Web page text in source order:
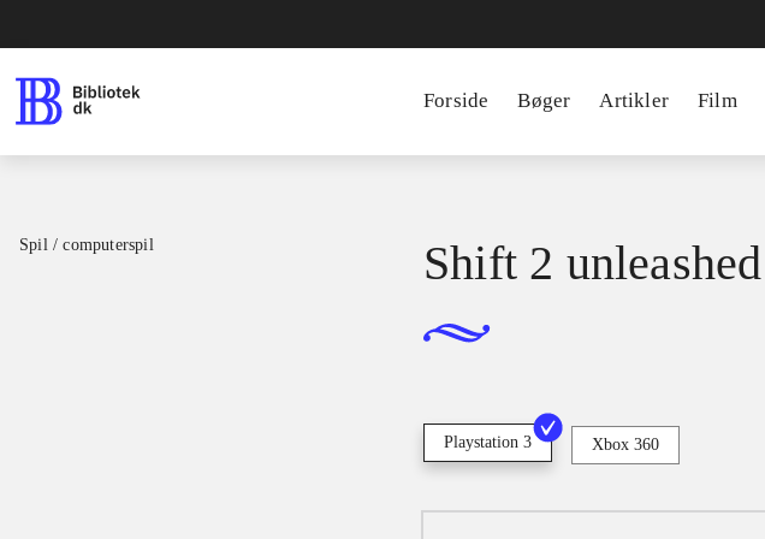
Forside Bøger Artikler Film
Spil / computerspil Shift 2 unleashed
Playstation 3 Xbox 360